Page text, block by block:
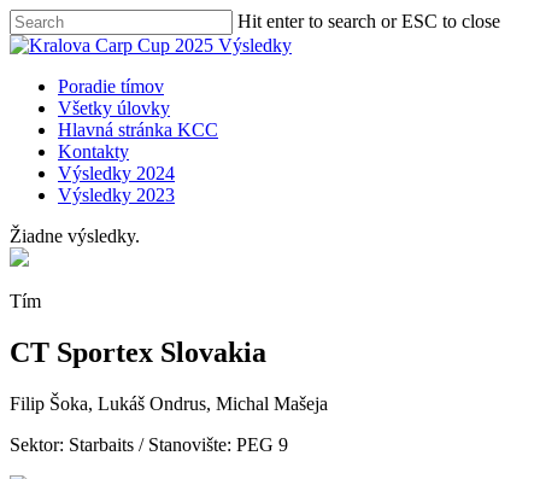
Skip
to
content
Hit enter to search or ESC to close
Close
Menu
Poradie tímov
Všetky úlovky
Hlavná stránka KCC
Kontakty
Výsledky 2024
Výsledky 2023
Žiadne výsledky.
Tím
CT Sportex Slovakia
Filip Šoka, Lukáš Ondrus, Michal Mašeja
Sektor: Starbaits / Stanovište: PEG 9